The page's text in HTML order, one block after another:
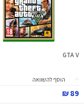
GTA V
הוסף להשוואה
89 ₪